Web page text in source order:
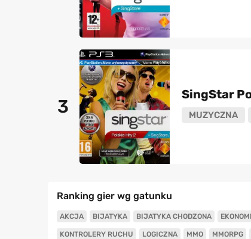
3
SingStar
MUZYCZNA
Ranking gier wg gatunku
AKCJA BIJATYKA BIJATYKA CHODZONA
KONTROLERY RUCHU LOGICZNA MMO MMORPG